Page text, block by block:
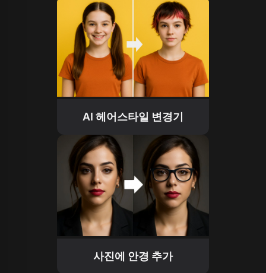
AI 헤어스타일 변경기
사진에 안경 추가